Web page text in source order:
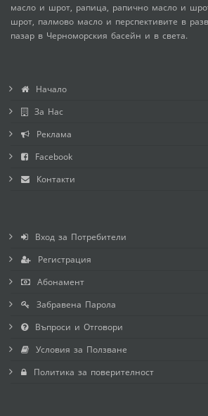
масло и шрот, рапица, рапично масло и
шрот, палмово масло и перспективите в
пазар в Черноморския басейн и в света.
Начало
За Нас
Реклама
Facebook
Контакти
Вход за Потребители
Регистрация
Абонамент
Забравена Парола
Въпроси и Отговори
Условия за Ползване
Политика за поверителност